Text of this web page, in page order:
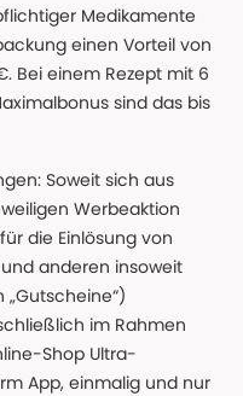
Medikamente
einen Vorteil von
Bei einem Rezept mit 6
sind das bis
Soweit sich aus
Werbeaktion
die Einlösung von
anderen insoweit
im Rahmen
Shop Ultra-
App, einmalig und nur